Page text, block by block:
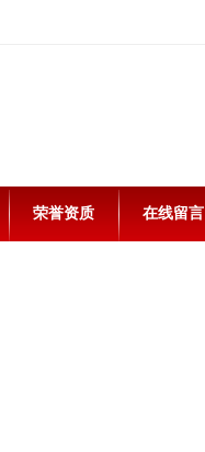
荣誉资质 在线留言